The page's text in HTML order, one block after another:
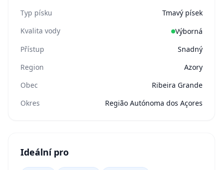
Typ písku
Tmavý písek
Kvalita vody
Výborná
Přístup
Snadný
Region
Azory
Obec
Ribeira Grande
Okres
Região Autónoma dos Açores
Ideální pro